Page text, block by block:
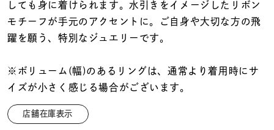
レディース
リングサイズ
メンズ
リングサイズ
～
価格
しても身に着けられます。水引きをイメージしたリボン
モチーフが手元のアクセントに。ご自身や大切な方の飛
躍を願う、特別なジュエリーです。
※ボリューム(幅)のあるリングは、通常より着用時にサ
イズが小さく感じる場合がございます。
店舗在庫表示